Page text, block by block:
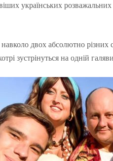
українських
навколо двох абсолютно
зустрінуться на одній